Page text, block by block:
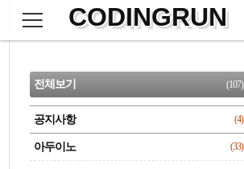
으
CODINGRUN
CATEGORY
전체보기 (107)
공지사항 (4)
아두이노 (33)
검